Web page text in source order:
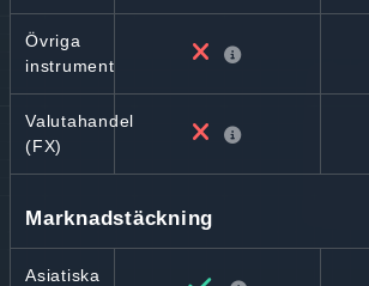
Övriga
instrument
Valutahandel
(FX)
Marknadstäckning
Asiatiska